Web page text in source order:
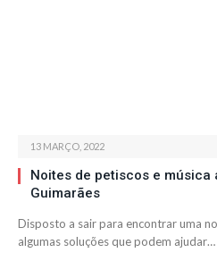
13 MARÇO, 2022
Noites de petiscos e música
Guimarães
Disposto a sair para encontrar uma
algumas soluções que podem ajudar…